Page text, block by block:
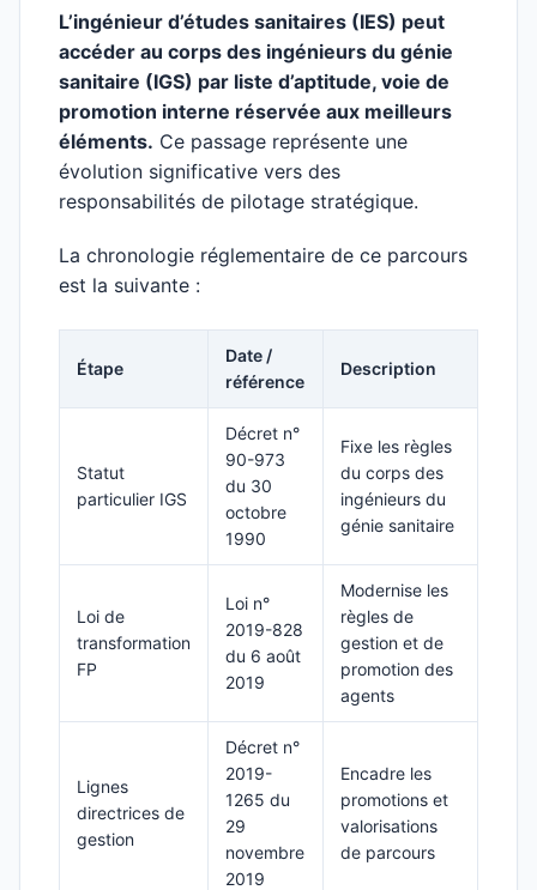
L’ingénieur d’études sanitaires (IES) peut
accéder au corps des ingénieurs du génie
sanitaire (IGS) par liste d’aptitude, voie de
promotion interne réservée aux meilleurs
éléments. Ce passage représente une
évolution significative vers des
responsabilités de pilotage stratégique.
La chronologie réglementaire de ce parcours
est la suivante :
Étape
Date /
référence
Description
Statut
particulier IGS
Décret n°
90-973
du 30
octobre
1990
Fixe les règles
du corps des
ingénieurs du
génie sanitaire
Loi de
transformation
FP
Loi n°
2019-828
du 6 août
2019
Modernise les
règles de
gestion et de
promotion des
agents
Lignes
directrices de
gestion
Décret n°
2019-
1265 du
29
novembre
2019
Encadre les
promotions et
valorisations
de parcours